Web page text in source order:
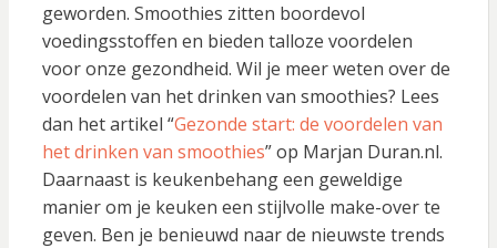
geworden. Smoothies zitten boordevol
voedingsstoffen en bieden talloze voordelen
voor onze gezondheid. Wil je meer weten over de
voordelen van het drinken van smoothies? Lees
dan het artikel “Gezonde start: de voordelen van
het drinken van smoothies” op Marjan Duran.nl.
Daarnaast is keukenbehang een geweldige
manier om je keuken een stijlvolle make-over te
geven. Ben je benieuwd naar de nieuwste trends